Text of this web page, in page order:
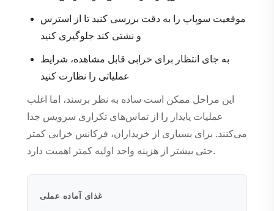
موقعیت سوپاپ را به دقت بررسی کنید تا از استرس
و نشتی کند جلوگیری کنید
به جای انتظار برای خرابی قابل مشاهده، شرایط
عملیاتی را نظارت کنید
این مراحل ممکن است ساده به نظر برسند، اما اغلب
عملیات پایدار را از تماس‌های تکراری سرویس جدا
می‌کنند. برای بسیاری از خریداران، فرکانس خرابی کمتر
حتی بیشتر از هزینه واحد اولیه کمتر اهمیت دارد.
غذای آماده عملی